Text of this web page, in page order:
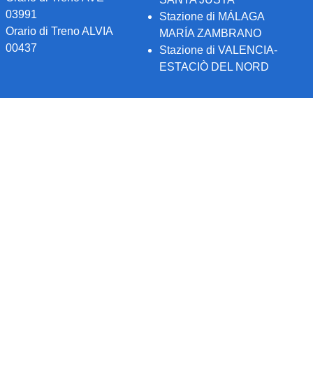
03991
Orario di Treno ALVIA
00437
Stazione di MÁLAGA
MARÍA ZAMBRANO
Stazione di VALENCIA-
ESTACIÒ DEL NORD